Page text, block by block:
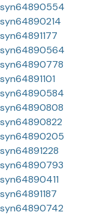
syn64890554
syn64890214
syn64891177
syn64890564
syn64890778
syn64891101
syn64890584
syn64890808
syn64890822
syn64890205
syn64891228
syn64890793
syn64890411
syn64891187
syn64890742